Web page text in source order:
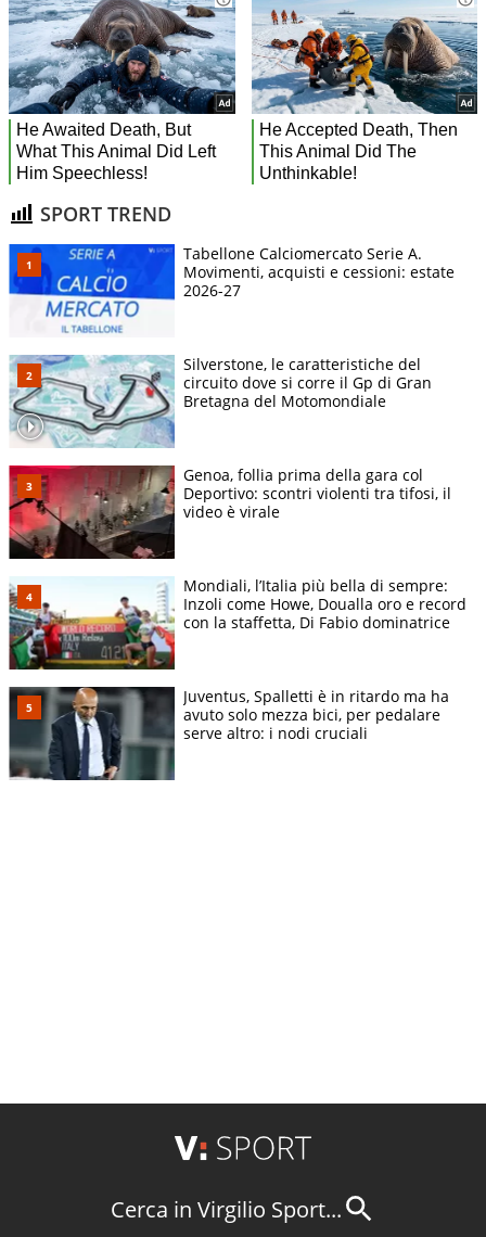
SPORT TREND
Tabellone Calciomercato Serie A.
Movimenti, acquisti e cessioni: estate
2026-27
Silverstone, le caratteristiche del
circuito dove si corre il Gp di Gran
Bretagna del Motomondiale
Genoa, follia prima della gara col
Deportivo: scontri violenti tra tifosi, il
video è virale
Mondiali, l’Italia più bella di sempre:
Inzoli come Howe, Doualla oro e record
con la staffetta, Di Fabio dominatrice
Juventus, Spalletti è in ritardo ma ha
avuto solo mezza bici, per pedalare
serve altro: i nodi cruciali
Cerca in Virgilio Sport...